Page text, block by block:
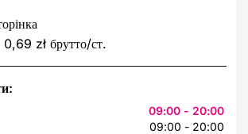
09:00 - 20:00
09:00 - 20:00
zł брутто/ст.